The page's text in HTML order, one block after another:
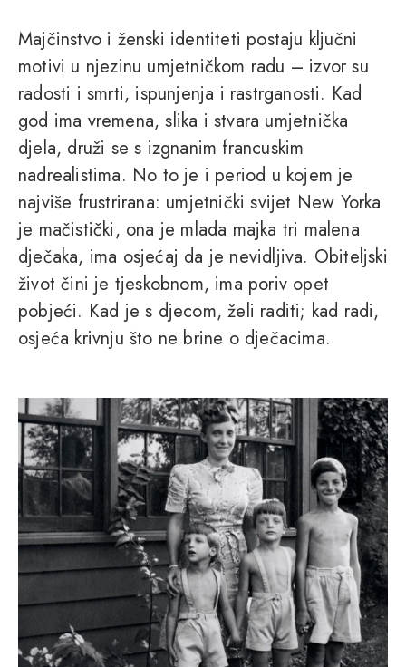
Majčinstvo i ženski identiteti postaju ključni
motivi u njezinu umjetničkom radu – izvor su
radosti i smrti, ispunjenja i rastrganosti. Kad
god ima vremena, slika i stvara umjetnička
djela, druži se s izgnanim francuskim
nadrealistima. No to je i period u kojem je
najviše frustrirana: umjetnički svijet New Yorka
je mačistički, ona je mlada majka tri malena
dječaka, ima osjećaj da je nevidljiva. Obiteljski
život čini je tjeskobnom, ima poriv opet
pobjeći. Kad je s djecom, želi raditi; kad radi,
osjeća krivnju što ne brine o dječacima.